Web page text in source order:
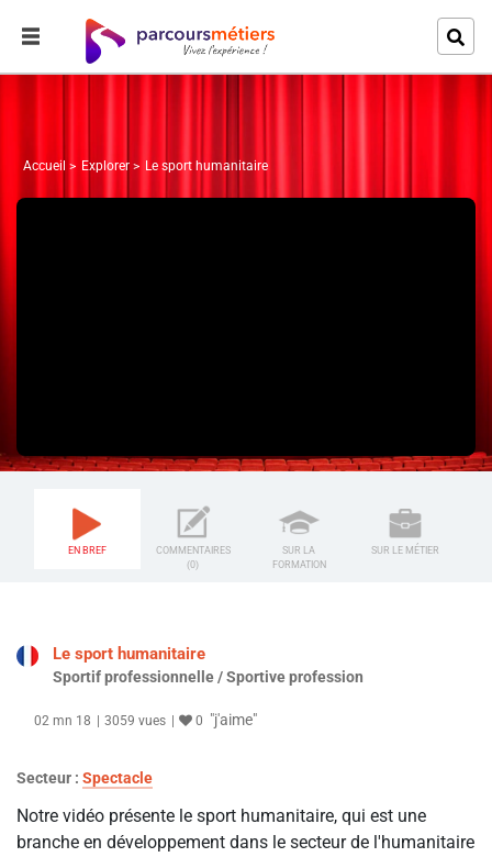
Accueil Explorer Le sport humanitaire
EN BREF
COMMENTAIRES
(0)
SUR LA
FORMATION
SUR LE MÉTIER
Le sport humanitaire
Sportif professionnelle / Sportive profession
02 mn 18 3059 vues 0 "j'aime"
Secteur : Spectacle
Notre vidéo présente le sport humanitaire, qui est une
branche en développement dans le secteur de l'humanitaire